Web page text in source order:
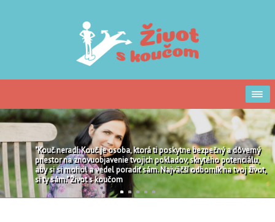
"Kouč neradí. Kouč je osoba, ktorá ti poskytne bezpečný a dôverný
priestor na znovuobjavenie tvojich pokladov, skrytého potenciálu,
aby si si mohol a vedel poradiť sám. Najväčší odborník na tvoj život,
si ty sám." Život s koučom
1 2 3 4 5